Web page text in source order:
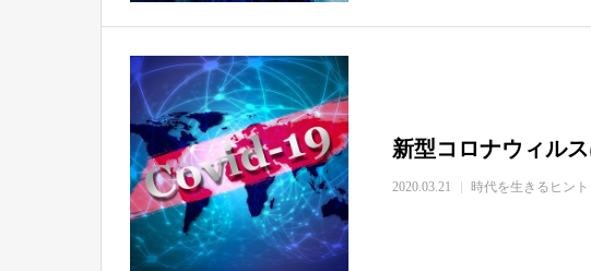
新型コロナウィル
2020.03.21 時代を生きるヒント